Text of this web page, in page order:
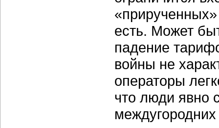
«прирученных»
есть. Может
падение
войны не
операторы
что люди явно